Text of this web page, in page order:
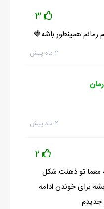
3
رمانم همینطور باشه🍓
۲ ماه پیش
۲ ماه پیش
2
معما تو ذهنت شکل
برای خوندن ادامه
جدیدم